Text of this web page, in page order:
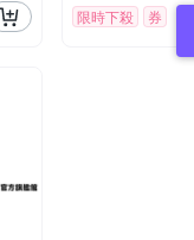
限時下殺 券